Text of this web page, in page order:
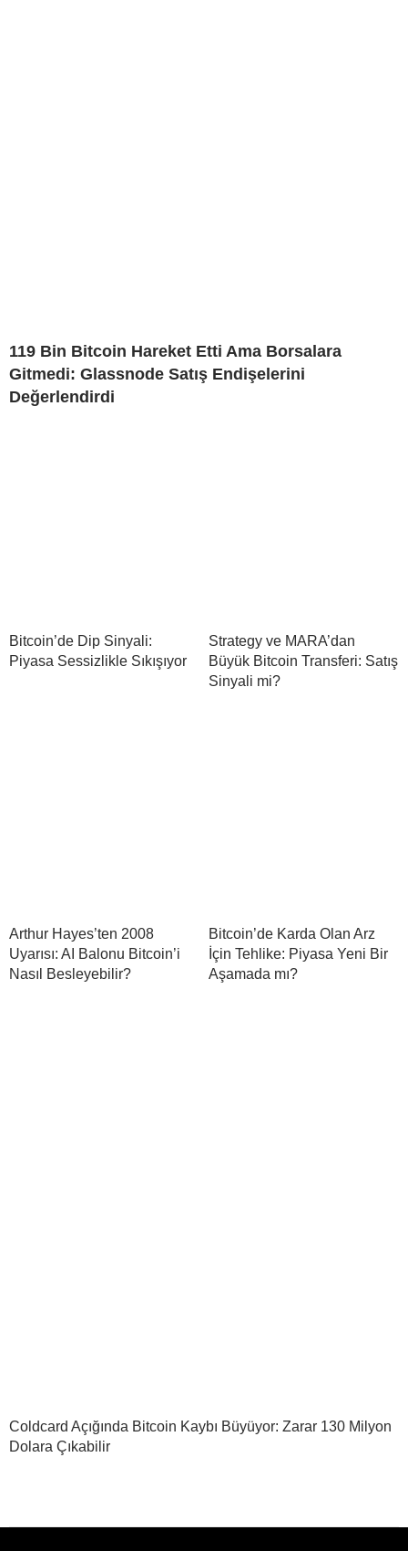
119 Bin Bitcoin Hareket Etti Ama Borsalara
Gitmedi: Glassnode Satış Endişelerini
Değerlendirdi
Bitcoin’de Dip Sinyali:
Piyasa Sessizlikle Sıkışıyor
Strategy ve MARA’dan
Büyük Bitcoin Transferi: Satış
Sinyali mi?
Arthur Hayes’ten 2008
Uyarısı: AI Balonu Bitcoin’i
Nasıl Besleyebilir?
Bitcoin’de Karda Olan Arz
İçin Tehlike: Piyasa Yeni Bir
Aşamada mı?
Coldcard Açığında Bitcoin Kaybı Büyüyor: Zarar 130 Milyon
Dolara Çıkabilir